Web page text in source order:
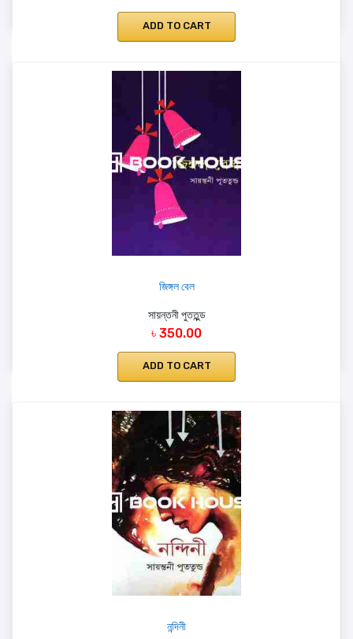
ADD TO CART
জিঙ্গল বেল
সায়ন্তনী পুততুন্ড
৳ 350.00
ADD TO CART
নন্দিনী